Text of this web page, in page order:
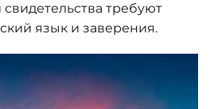
требуют
язык и заверения.